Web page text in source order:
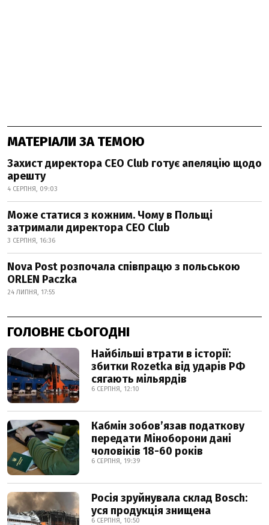
МАТЕРІАЛИ ЗА ТЕМОЮ
Захист директора CEO Club готує апеляцію щодо
арешту
4 СЕРПНЯ, 09:03
Може статися з кожним. Чому в Польщі
затримали директора CEO Club
3 СЕРПНЯ, 16:36
Nova Post розпочала співпрацю з польською
ORLEN Paczka
24 ЛИПНЯ, 17:55
ГОЛОВНЕ СЬОГОДНІ
Найбільші втрати в історії:
збитки Rozetka від ударів РФ
сягають мільярдів
6 СЕРПНЯ, 12:10
Кабмін зобовʼязав податкову
передати Міноборони дані
чоловіків 18-60 років
6 СЕРПНЯ, 19:39
Росія зруйнувала склад Bosch:
уся продукція знищена
6 СЕРПНЯ, 10:50